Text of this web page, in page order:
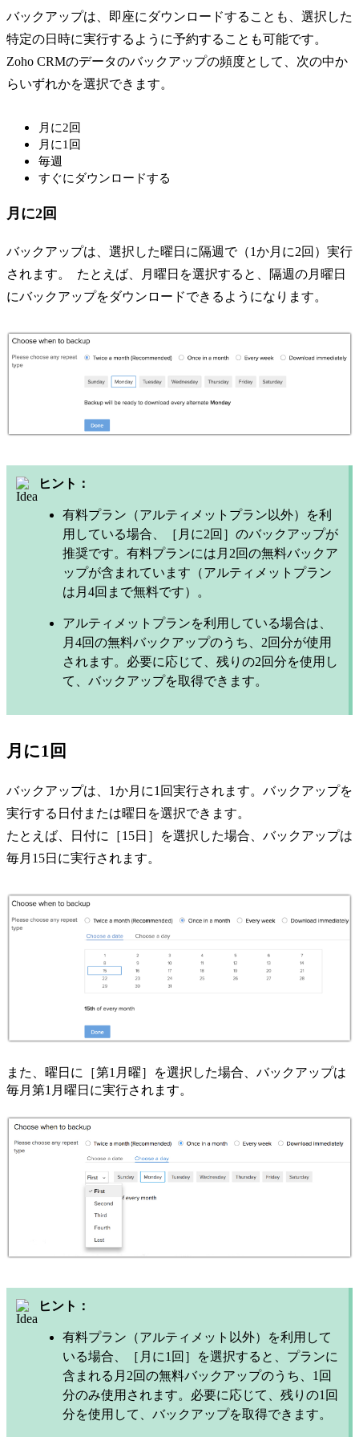
バックアップは、即座にダウンロードすることも、選択した
特定の日時に実行するように予約することも可能です。
Zoho CRMのデータのバックアップの頻度として、次の中か
らいずれかを選択できます。
月に2回
月に1回
毎週
すぐにダウンロードする
月に2回
バックアップは、選択した曜日に隔週で（1か月に2回）実行
されます。 たとえば、月曜日を選択すると、隔週の月曜日
にバックアップをダウンロードできるようになります。
ヒント：
有料プラン（アルティメットプラン以外）を利
用している場合、［月に2回］のバックアップが
推奨です。有料プランには月2回の無料バックア
ップが含まれています（アルティメットプラン
は月4回まで無料です）。
アルティメットプランを利用している場合は、
月4回の無料バックアップのうち、2回分が使用
されます。必要に応じて、残りの2回分を使用し
て、バックアップを取得できます。
月に1回
バックアップは、1か月に1回実行されます。バックアップを
実行する日付または曜日を選択できます。
たとえば、日付に［15日］を選択した場合、バックアップは
毎月15日に実行されます。
また、曜日に［第1月曜］を選択した場合、バックアップは
毎月第1月曜日に実行されます。
ヒント：
有料プラン（アルティメット以外）を利用して
いる場合、［月に1回］を選択すると、プランに
含まれる月2回の無料バックアップのうち、1回
分のみ使用されます。必要に応じて、残りの1回
分を使用して、バックアップを取得できます。